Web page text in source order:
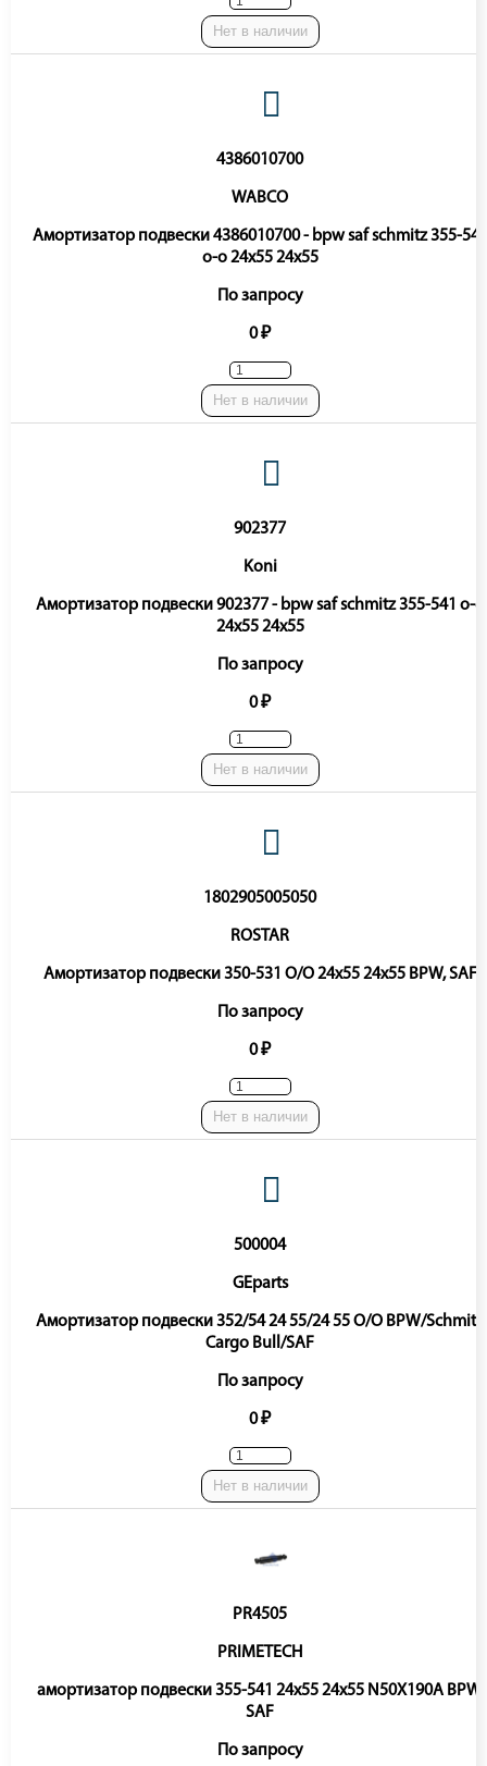
Нет в наличии
4386010700
WABCO
Амортизатор подвески 4386010700 - bpw saf schmitz 355-541
o-o 24x55 24x55
По запросу
0 ₽
Нет в наличии
902377
Koni
Амортизатор подвески 902377 - bpw saf schmitz 355-541 o-o
24x55 24x55
По запросу
0 ₽
Нет в наличии
1802905005050
ROSTAR
Амортизатор подвески 350-531 O/O 24x55 24x55 BPW, SAF
По запросу
0 ₽
Нет в наличии
500004
GEparts
Амортизатор подвески 352/54 24 55/24 55 O/O BPW/Schmitz
Cargo Bull/SAF
По запросу
0 ₽
Нет в наличии
PR4505
PRIMETECH
амортизатор подвески 355-541 24x55 24x55 N50X190A BPW,
SAF
По запросу